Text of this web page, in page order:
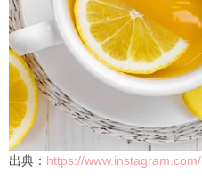
出典： https://www.instagram.com/